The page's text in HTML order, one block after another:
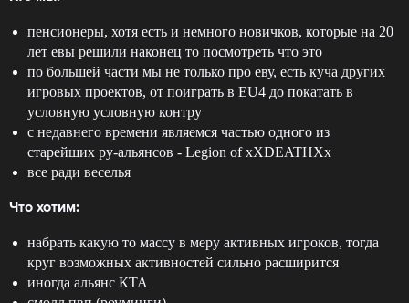
пенсионеры, хотя есть и немного новичков, которые на 20
лет евы решили наконец то посмотреть что это
по большей части мы не только про еву, есть куча других
игровых проектов, от поиграть в EU4 до покатать в
условную условную контру
с недавнего времени являемся частью одного из
старейших ру-альянсов - Legion of xXDEATHXx
все ради веселья
Что хотим:
набрать какую то массу в меру активных игроков, тогда
круг возможных активностей сильно расширится
иногда альянс КТА